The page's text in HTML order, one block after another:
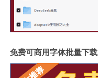
免费可商用字体批量下载